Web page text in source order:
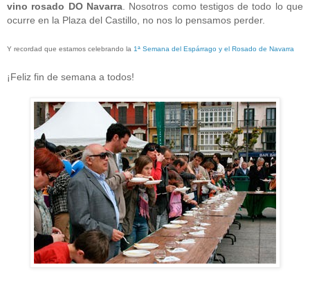
vino rosado DO Navarra. Nosotros como testigos de todo lo que
ocurre en la Plaza del Castillo, no nos lo pensamos perder.
Y recordad que estamos celebrando la 1ª Semana del Espárrago y el Rosado de Navarra
¡Feliz fin de semana a todos!